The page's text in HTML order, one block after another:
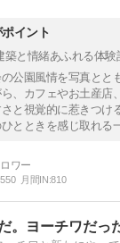
イント
築と情緒あふれる体験
公園風情を写真とと
、カフェやお土産店
と視覚的に惹きつけ
とときを感じ取れる
550 月間IN:810
。ヨーチワだっ